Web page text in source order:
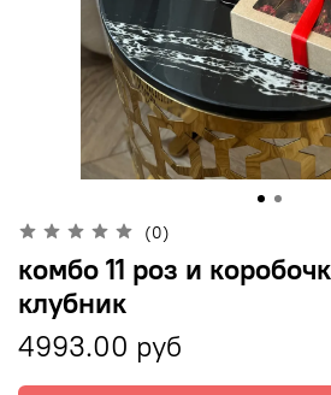
(0)
комбо 11 роз и
клубник
4993.00 руб